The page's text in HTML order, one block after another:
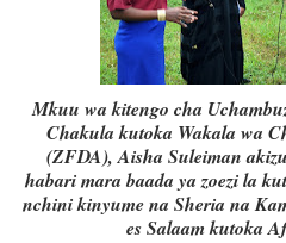
Mkuu wa kitengo cha
Chakula kutoka Wakala wa
(ZFDA), Aisha Suleiman
habari mara baada ya zoezi la
nchini kinyume na Sheria na
es Salaam kutoka